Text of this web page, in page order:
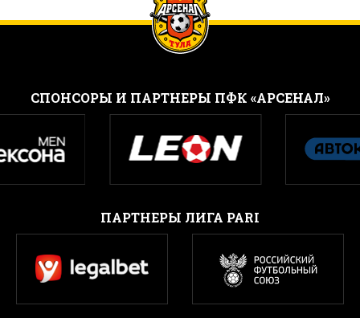
CПОНСОРЫ И ПАРТНЕРЫ ПФК «АРСЕНАЛ»
ПАРТНЕРЫ ЛИГА PARI